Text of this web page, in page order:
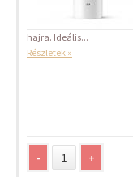
hajra. Ideális...
Részletek »
- +